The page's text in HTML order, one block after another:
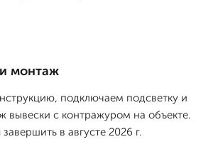
монтаж
подключаем подсветку и
вывески с контражуром на объекте.
в августе 2026 г.